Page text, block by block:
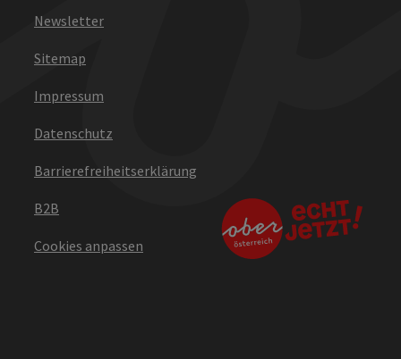
Newsletter
Sitemap
Impressum
Datenschutz
Barrierefreiheitserklärung
B2B
Cookies anpassen